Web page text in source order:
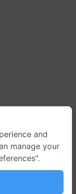
หานคร 10330
and
manage your